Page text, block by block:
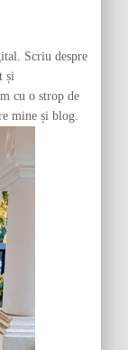
Scriu despre
și
cu o strop de
mine și blog.